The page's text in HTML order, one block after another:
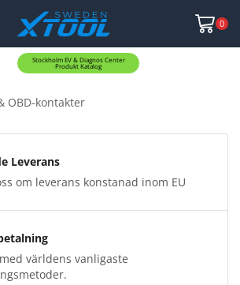
0
Stockholm EV & Diagnos Center
Produkt Katalog
OBD-kontakter
Leverans
om leverans konstanad inom EU
världens vanligaste